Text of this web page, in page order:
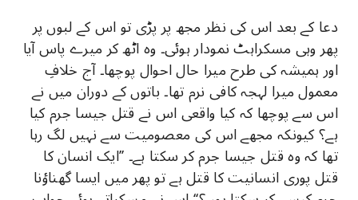
دعا کے بعد اس کی نظر مجھ پر پڑی تو اس کے لبوں پر
پھر وہی مسکراہٹ نمودار ہوئی۔ وہ اٹھ کر میرے پاس آیا
اور ہمیشہ کی طرح میرا حال احوال پوچھا۔ آج خلافِ
معمول میرا لہجہ کافی نرم تھا۔ باتوں کے دوران میں نے
اس سے پوچھا کہ کیا واقعی اس نے قتل جیسا جرم کیا
ہے؟ کیونکہ مجھے اس کی معصومیت سے نہیں لگ رہا
تھا کہ وہ قتل جیسا جرم کر سکتا ہے۔ ’’ایک انسان کا
قتل پوری انسانیت کا قتل ہے تو پھر میں ایسا گھناؤنا